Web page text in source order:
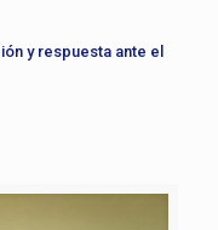
y respuesta ante el